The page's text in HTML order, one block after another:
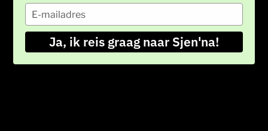
naam
Typ
je
e-
mailadresJa, ik reis graag naar Sjen'na!